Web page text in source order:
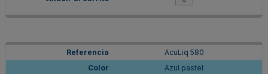
AcuLiq 580
Azul pastel